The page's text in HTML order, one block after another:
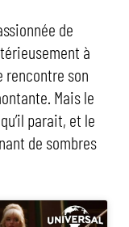
de
à
rencontre son
Mais le
parait, et le
de sombres